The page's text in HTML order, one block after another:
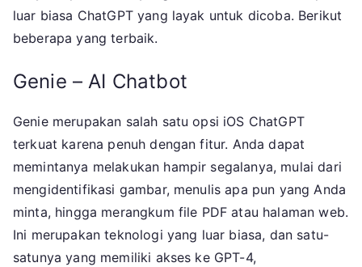
luar biasa ChatGPT yang layak untuk dicoba. Berikut
beberapa yang terbaik.
Genie – AI Chatbot
Genie merupakan salah satu opsi iOS ChatGPT
terkuat karena penuh dengan fitur. Anda dapat
memintanya melakukan hampir segalanya, mulai dari
mengidentifikasi gambar, menulis apa pun yang Anda
minta, hingga merangkum file PDF atau halaman web.
Ini merupakan teknologi yang luar biasa, dan satu-
satunya yang memiliki akses ke GPT-4,